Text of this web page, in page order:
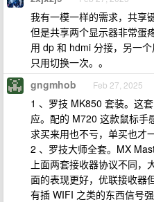
我有一模一样的需求，共享
但是共享两个显示器非常蛋
用 dp 和 hdmi 分接，另一
只用切换一次。。
gngmhob Feb 27, 2025
1 、罗技 MK850 套装。这
应。配的 M720 这款鼠标手
求买来用也不亏，单买也才
2 、罗技大师全套。MX
上面两套接收器协议不同
面的表现更好，优联接收器
有插 WIFI 之类的东西信号